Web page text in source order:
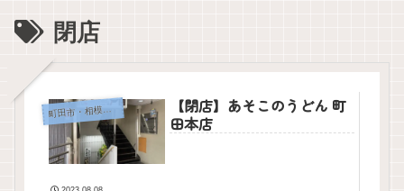
閉店
町田市・相模原市のグルメ情報
【閉店】あそこのうどん 町
田本店